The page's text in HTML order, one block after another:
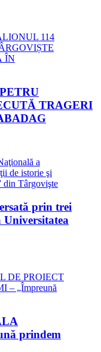
TRAGERI
prin trei
Universitatea
prindem